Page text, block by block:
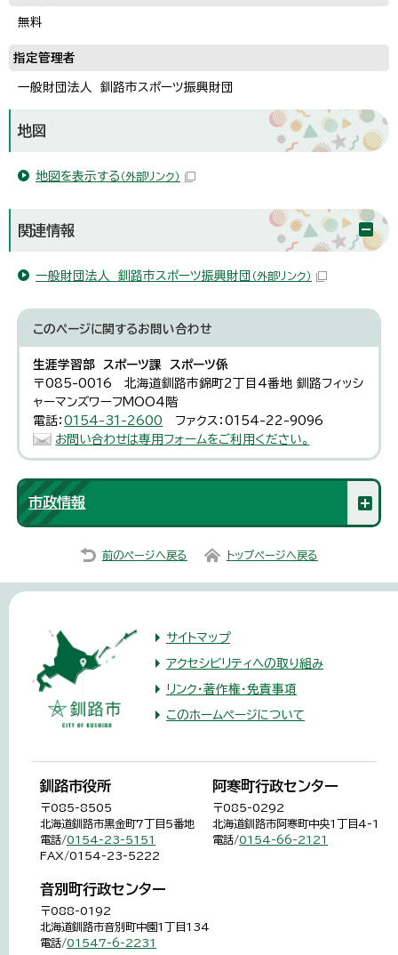
無料
指定管理者
一般財団法人 釧路市スポーツ振興財団
地図
地図を表示する （外部リンク）
関連情報
一般財団法人 釧路市スポーツ振興財団 （外部リンク）
このページに関するお問い合わせ
生涯学習部 スポーツ課 スポーツ係
〒085-0016 北海道釧路市錦町2丁目4番地 釧路フィッシ
ャーマンズワーフMOO4階
電話：0154-31-2600
ファクス：0154-22-9096
お問い合わせは専用フォームをご利用ください。
市政情報
前のページへ戻る トップページへ戻る
サイトマップ
アクセシビリティへの取り組み
リンク・著作権・免責事項
このホームページについて
釧路市役所
〒085-8505
北海道釧路市黒金町7丁目5番地
電話/0154-23-5151
FAX/0154-23-5222
阿寒町行政センター
〒085-0292
北海道釧路市阿寒町中央1丁目4-1
電話/0154-66-2121
音別町行政センター
〒088-0192
北海道釧路市音別町中園1丁目134
電話/01547-6-2231